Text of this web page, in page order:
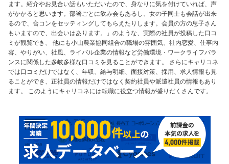
ます。紹介やお見合い話もいただいたので、身なりに気を付けていれば、声
がかかると思います。部署ごとに飲み会もあるし、女の子同士も会話が出来
るので、合コンをセッティングしてもらえたりします。会員の方の息子さん
もいますので、出会いはあります。」のような、実際の社員が投稿した口コ
ミが観覧でき、 他にも小山農業協同組合の職場の雰囲気、社内恋愛、仕事内
容、やりがい、社風、ライバル企業の情報など労働環境・ワークライフバラ
ンスに関係した多岐多様な口コミを見ることができます。 さらにキャリコネ
では口コミだけではなく、年収、給与明細、面接対策、採用、求人情報も見
ることができ、正社員の情報だけではなく契約社員や派遣社員の情報もあり
ます。 このようにキャリコネには転職に役立つ情報が盛りだくさんです。